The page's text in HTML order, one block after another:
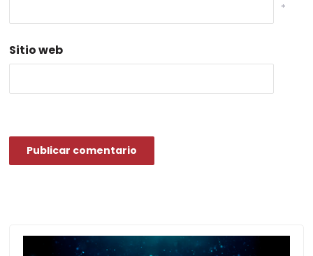
*
Sitio web